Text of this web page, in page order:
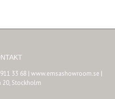
33 68 | www.emsashowroom.se |
20, Stockholm